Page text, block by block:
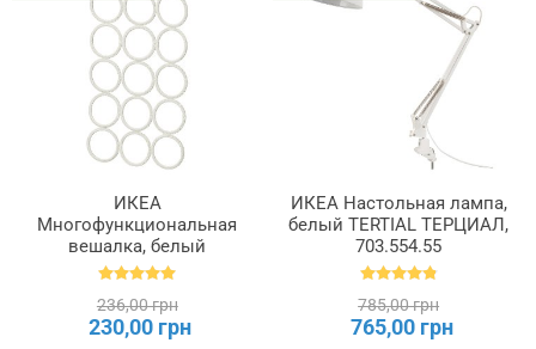
ИКЕА
Многофункциональная
вешалка, белый
KOMPLEMENT
236,00 грн
230,00 грн
ИКЕА Настольная лампа,
белый TERTIAL ТЕРЦИАЛ,
703.554.55
785,00 грн
765,00 грн